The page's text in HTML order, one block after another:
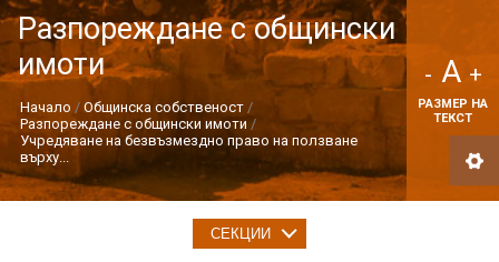
Разпореждане с общински
имоти
Начало
Общинска собственост
Разпореждане с общински имоти
Учредяване на безвъзмездно право на ползване
върху...
- A +
РАЗМЕР НА
ТЕКСТ
СЕКЦИИ